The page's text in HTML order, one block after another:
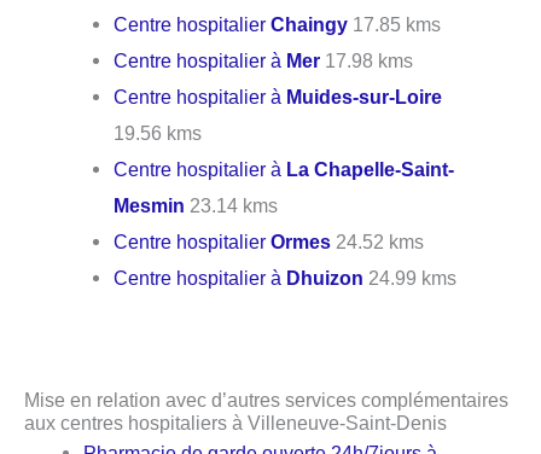
Centre hospitalierChaingy 17.85 kms
Centre hospitalier à Mer 17.98 kms
Centre hospitalier à Muides-sur-Loire
19.56 kms
Centre hospitalier à La Chapelle-Saint-
Mesmin 23.14 kms
Centre hospitalierOrmes 24.52 kms
Centre hospitalier à Dhuizon 24.99 kms
Mise en relation avec d’autres services complémentaires
aux centres hospitaliers à Villeneuve-Saint-Denis